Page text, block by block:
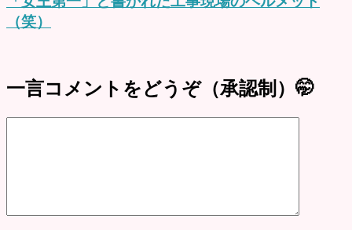
（笑）
一言コメントをどうぞ（承認制）🤭